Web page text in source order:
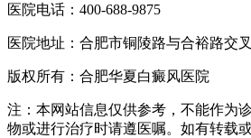
医院电话：400-688-9875
医院地址：合肥市铜陵路与合裕路交
版权所有：合肥华夏白癜风医院
注：本网站信息仅供参考，不能作为
物或进行治疗时请遵医嘱。如有转载